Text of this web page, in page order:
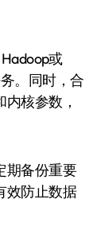
或
。同时，合
核参数，
期备份重要
效防止数据